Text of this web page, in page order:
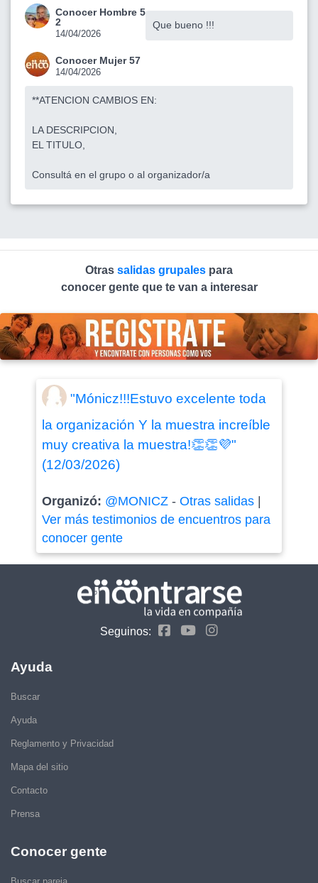
Conocer Hombre 5
2
14/04/2026
Que bueno !!!
Conocer Mujer 57
14/04/2026
**ATENCION CAMBIOS EN:
LA DESCRIPCION,
EL TITULO,
Consultá en el grupo o al organizador/a
Otras salidas grupales para
conocer gente que te van a interesar
"Mónicz!!!Estuvo excelente toda
la organización Y la muestra increíble
muy creativa la muestra!👏👏💜"
(12/03/2026)
Organizó: @MONICZ- Otras salidas|
Ver más testimonios de encuentros para
conocer gente
Seguinos:
Ayuda
Buscar
Ayuda
Reglamento y Privacidad
Mapa del sitio
Contacto
Prensa
Conocer gente